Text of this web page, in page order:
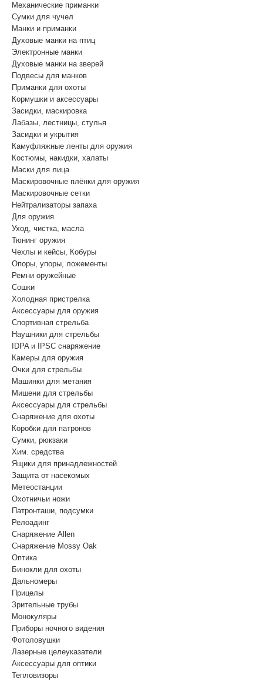
Механические приманки
Сумки для чучел
Манки и приманки
Духовые манки на птиц
Электронные манки
Духовые манки на зверей
Подвесы для манков
Приманки для охоты
Кормушки и аксессуары
Засидки, маскировка
Лабазы, лестницы, стулья
Засидки и укрытия
Камуфляжные ленты для оружия
Костюмы, накидки, халаты
Маски для лица
Маскировочные плёнки для оружия
Маскировочные сетки
Нейтрализаторы запаха
Для оружия
Уход, чистка, масла
Тюнинг оружия
Чехлы и кейсы, Кобуры
Опоры, упоры, ложементы
Ремни оружейные
Сошки
Холодная пристрелка
Аксессуары для оружия
Спортивная стрельба
Наушники для стрельбы
IDPA и IPSC снаряжение
Камеры для оружия
Очки для стрельбы
Машинки для метания
Мишени для стрельбы
Аксессуары для стрельбы
Снаряжение для охоты
Коробки для патронов
Сумки, рюкзаки
Хим. средства
Ящики для принадлежностей
Защита от насекомых
Метеостанции
Охотничьи ножи
Патронташи, подсумки
Релоадинг
Снаряжение Allen
Снаряжение Mossy Oak
Оптика
Бинокли для охоты
Дальномеры
Прицелы
Зрительные трубы
Монокуляры
Приборы ночного видения
Фотоловушки
Лазерные целеуказатели
Аксессуары для оптики
Тепловизоры